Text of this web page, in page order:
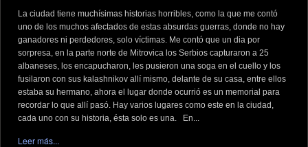
La ciudad tiene muchísimas historias horribles, como la que me contó
uno de los muchos afectados de estas absurdas guerras, donde no hay
ganadores ni perdedores, solo víctimas. Me contó que un dia por
sorpresa, en la parte norte de Mitrovica los Serbios capturaron a 25
albaneses, los encapucharon, les pusieron una soga en el cuello y los
fusilaron con sus kalashnikov allí mismo, delante de su casa, entre ellos
estaba su hermano, ahora el lugar donde ocurrió es un memorial para
recordar lo que allí pasó. Hay varios lugares como este en la ciudad,
cada uno con su historia, ésta solo es una. En...
Leer más...